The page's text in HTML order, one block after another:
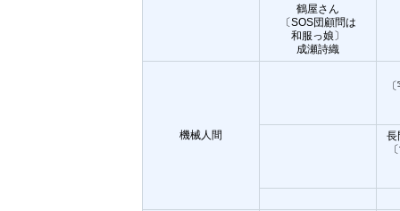
鶴屋さん
〔SOS団顧問は
和服っ娘〕
成瀬詩織
機械人間
長